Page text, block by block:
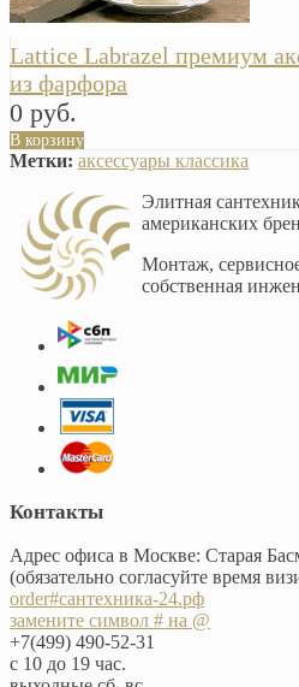
Lattice Labrazel премиум
из фарфора
0 руб.
В корзину
Метки: аксессуары классика
Элитная
американских
Монтаж,
собственная
Контакты
Адрес офиса в Москве: Старая
(обязательно согласуйте время
order#сантехника-24.рф
замените символ # на @
+7(499) 490-52-31
с 10 до 19 час.